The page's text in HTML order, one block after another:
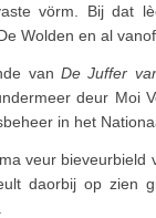
vörm. Bij
Wolden en al
van De Juffer
deur Moi
in het
veur
daorbij op zien